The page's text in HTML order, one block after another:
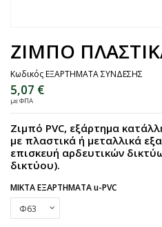
ΖΙΜΠΟ
ΚωδικόςΕΞΑΡΤΗΜΑΤΑ ΣΥΝΔΕΣΗΣ
5,07 €
με ΦΠΑ
Ζιμπό PVC, εξάρτημα
με πλαστικά ή μεταλλικά
επισκευή αρδευτικών
δικτύου).
ΜΙΚΤΑ ΕΞΑΡΤΗΜΑΤΑ u-PVC